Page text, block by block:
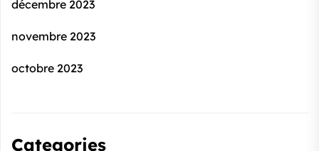
décembre 2023
novembre 2023
octobre 2023
Categories